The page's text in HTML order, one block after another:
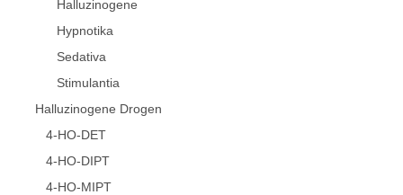
Halluzinogene
Hypnotika
Sedativa
Stimulantia
Halluzinogene Drogen
4-HO-DET
4-HO-DIPT
4-HO-MIPT